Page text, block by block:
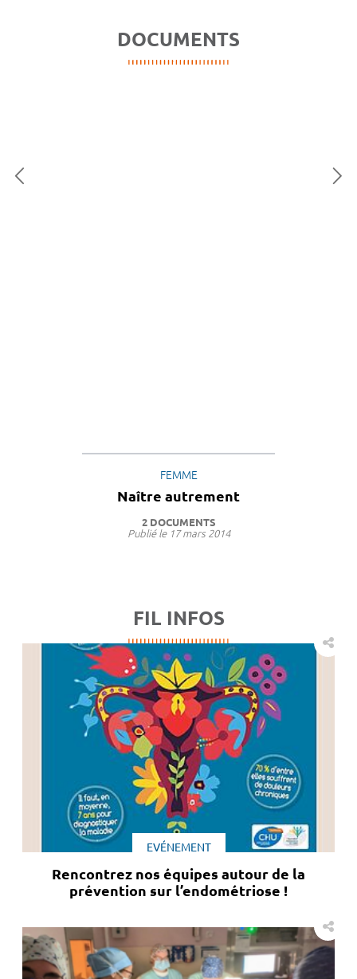
DOCUMENTS
FEMME
Naître autrement
2 DOCUMENTS
Publié le 17 mars 2014
FIL INFOS
EVÉNEMENT
Rencontrez nos équipes autour de la
prévention sur l’endométriose !